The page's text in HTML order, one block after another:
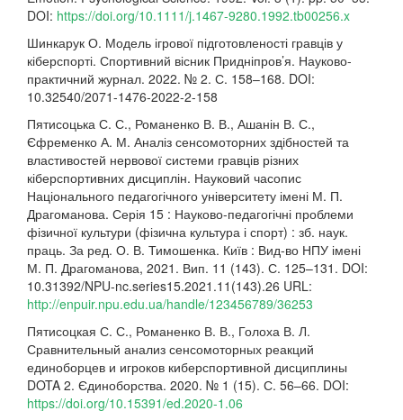
DOI: https://doi.org/10.1111/j.1467-9280.1992.tb00256.x
Шинкарук О. Модель ігрової підготовленості гравців у
кіберспорті. Спортивний вісник Придніпров’я. Науково-
практичний журнал. 2022. № 2. С. 158–168. DOI:
10.32540/2071-1476-2022-2-158
Пятисоцька С. С., Романенко В. В., Ашанін В. С.,
Єфременко А. М. Аналіз сенсомоторних здібностей та
властивостей нервової системи гравців різних
кіберспортивних дисциплін. Науковий часопис
Національного педагогічного університету імені М. П.
Драгоманова. Серія 15 : Науково-педагогічні проблеми
фізичної культури (фізична культура і спорт) : зб. наук.
праць. За ред. О. В. Тимошенка. Київ : Вид-во НПУ імені
М. П. Драгоманова, 2021. Вип. 11 (143). С. 125–131. DOI:
10.31392/NPU-nc.series15.2021.11(143).26 URL:
http://enpuir.npu.edu.ua/handle/123456789/36253
Пятисоцкая С. С., Романенко В. В., Голоха В. Л.
Сравнительный анализ сенсомоторных реакций
единоборцев и игроков киберспортивной дисциплины
DOTA 2. Єдиноборства. 2020. № 1 (15). С. 56–66. DOI:
https://doi.org/10.15391/ed.2020-1.06